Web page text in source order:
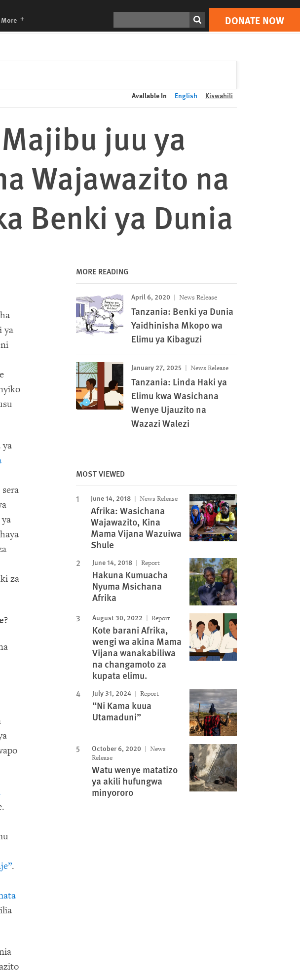
More languages DONATE NOW
Print DONATE NOW
Available In English Kiswahili
juu ya
Wajawazito na
Benki ya Dunia
ya
ya
za
.
MORE READING
April 6, 2020 News Release
Tanzania: Benki ya Dunia
Yaidhinisha Mkopo wa
Elimu ya Kibaguzi
January 27, 2025 News Release
Tanzania: Linda Haki ya
Elimu kwa Wasichana
Wenye Ujauzito na
Wazazi Walezi
MOST VIEWED
June 14, 2018 News Release
Afrika: Wasichana
Wajawazito, Kina
Mama Vijana Wazuiwa
Shule
June 14, 2018 Report
Hakuna Kumuacha
Nyuma Msichana
Afrika
August 30, 2022 Report
Kote barani Afrika,
wengi wa akina Mama
Vijana wanakabiliwa
na changamoto za
kupata elimu.
July 31, 2024 Report
“Ni Kama kuua
Utamaduni”
October 6, 2020
News
Release
Watu wenye matatizo
ya akili hufungwa
minyororo